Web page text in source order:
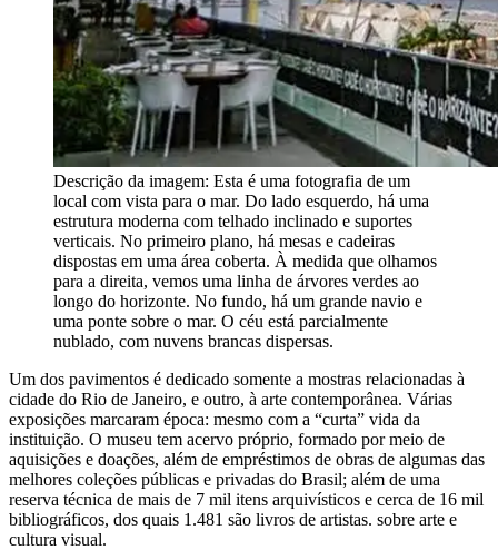
Descrição da imagem: Esta é uma fotografia de um
local com vista para o mar. Do lado esquerdo, há uma
estrutura moderna com telhado inclinado e suportes
verticais. No primeiro plano, há mesas e cadeiras
dispostas em uma área coberta. À medida que olhamos
para a direita, vemos uma linha de árvores verdes ao
longo do horizonte. No fundo, há um grande navio e
uma ponte sobre o mar. O céu está parcialmente
nublado, com nuvens brancas dispersas.
Um dos pavimentos é dedicado somente a mostras relacionadas à
cidade do Rio de Janeiro, e outro, à arte contemporânea. Várias
exposições marcaram época: mesmo com a “curta” vida da
instituição. O museu tem acervo próprio, formado por meio de
aquisições e doações, além de empréstimos de obras de algumas das
melhores coleções públicas e privadas do Brasil; além de uma
reserva técnica de mais de 7 mil itens arquivísticos e cerca de 16 mil
bibliográficos, dos quais 1.481 são livros de artistas. sobre arte e
cultura visual.